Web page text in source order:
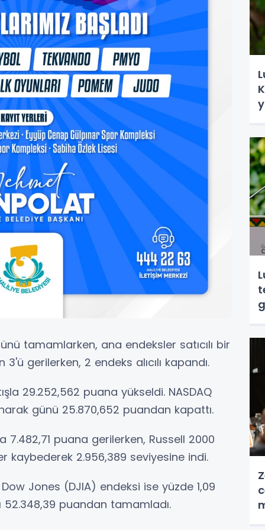
tamamlarken, ana endeksler satıcılı bir
gerilerken, 2 endeks alıcılı kapandı.
29.252,562 puana yükseldi. NASDAQ
günü 25.870,652 puandan kapattı.
7.482,71 puana gerilerken, Russell 2000
kaybederek 2.956,389 seviyesine indi.
Jones (DJIA) endeksi ise yüzde 1,09
52.348,39 puandan tamamladı.